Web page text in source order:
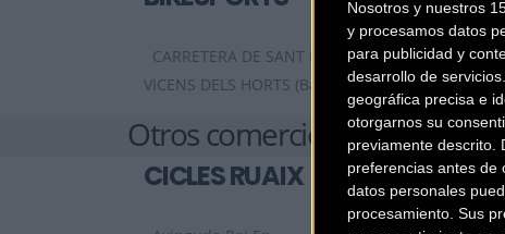
Nosotros y nuestros
y procesamos datos
para publicidad y
desarrollo de servicios.
geográfica precisa e
otorgarnos su
previamente descrito.
preferencias antes de
datos personales
procesamiento. Sus
CARRETERA DE SANT BOI 90
SANT
VICENS DELS HORTS (Barcelona)
Otros comercios
CICLES RUAIX